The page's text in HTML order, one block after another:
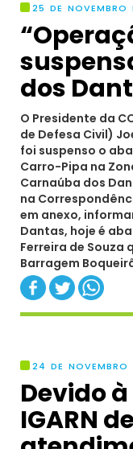
25 DE NOVEMBRO
dos
O Presidente da
de Defesa Civil)
foi suspenso o
Carro-Pipa na
Carnaúba dos
na
em anexo,
Dantas, hoje é
Ferreira de Souza
Barragem
24 DE NOVEMBRO
Devido
IGARN